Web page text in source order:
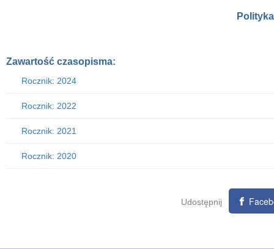
Zawartość czasopisma:
Rocznik: 2024
Rocznik: 2022
Rocznik: 2021
Rocznik: 2020
Udostępnij